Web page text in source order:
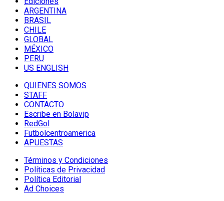
ARGENTINA
BRASIL
CHILE
GLOBAL
MÉXICO
PERU
US ENGLISH
QUIENES SOMOS
STAFF
CONTACTO
Escribe en Bolavip
RedGol
Futbolcentroamerica
APUESTAS
Términos y Condiciones
Políticas de Privacidad
Política Editorial
Ad Choices